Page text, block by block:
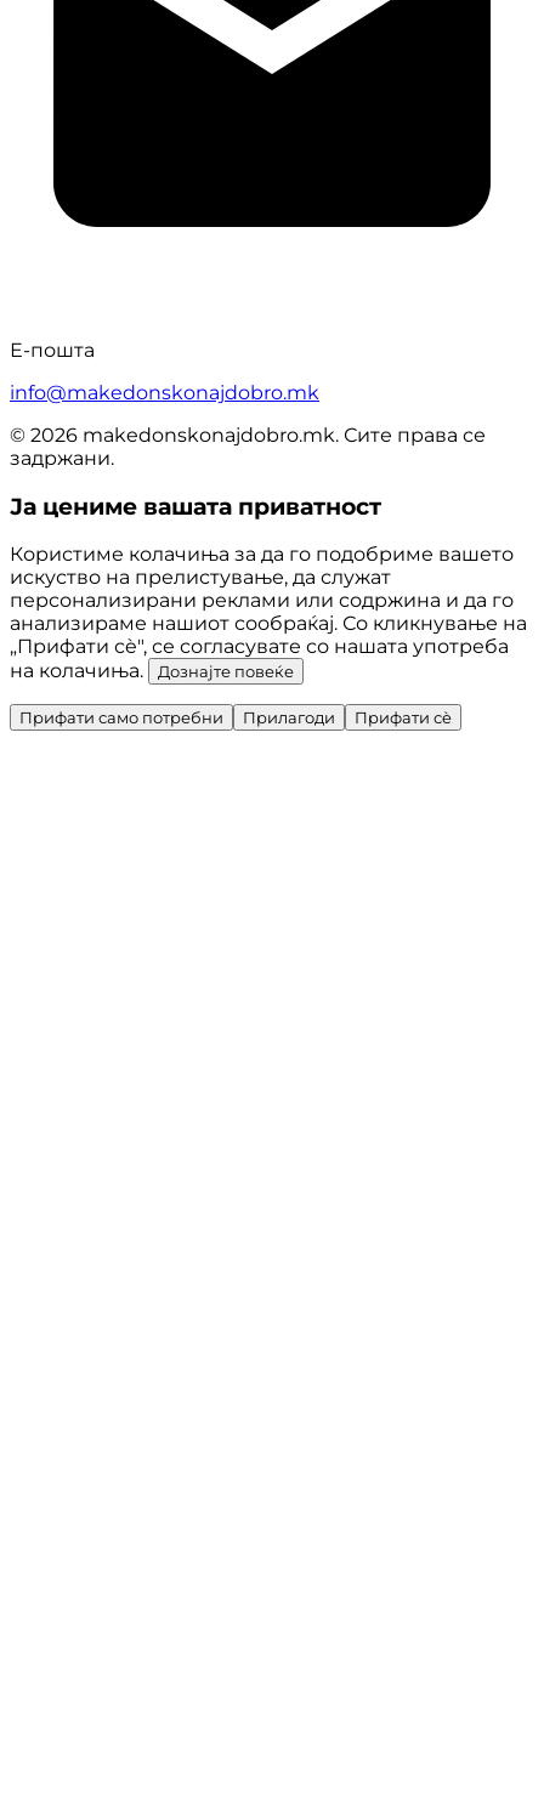
Е-пошта
info@makedonskonajdobro.mk
© 2026 makedonskonajdobro.mk. Сите права се
задржани.
Ја цениме вашата приватност
Користиме колачиња за да го подобриме вашето
искуство на прелистување, да служат
персонализирани реклами или содржина и да го
анализираме нашиот сообраќај. Со кликнување на
„Прифати сè", се согласувате со нашата употреба
на колачиња.
Дознајте повеќе
Прифати само потребни Прилагоди Прифати сè